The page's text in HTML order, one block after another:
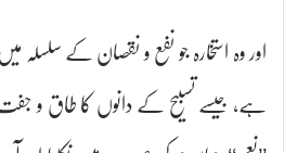
اور وہ استخارہ جو نفع و نقصان کے سلسلہ
ہے، جیسے تسبیح کے دانوں کا طاق و جفت